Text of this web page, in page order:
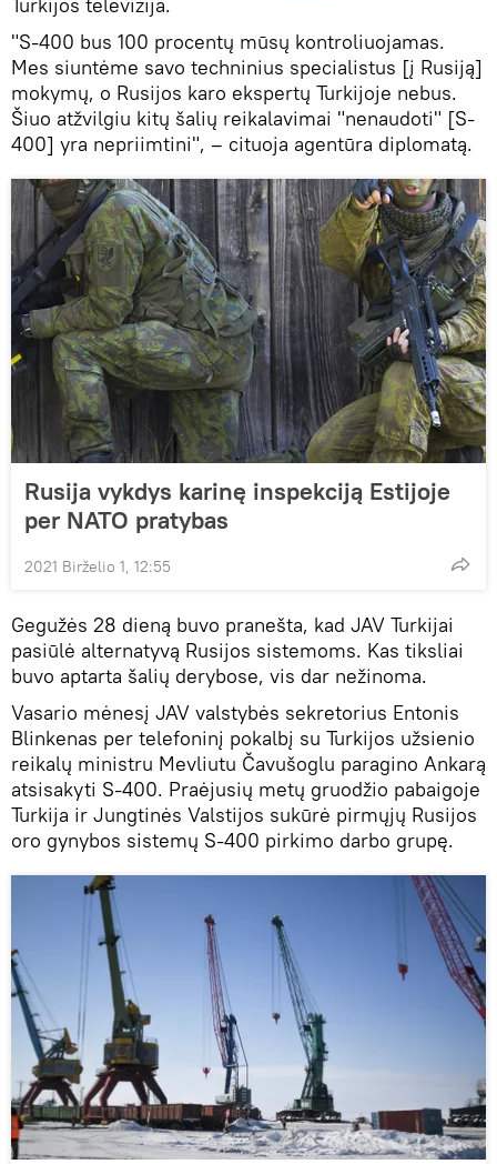
"S-400 bus 100 procentų mūsų kontroliuojamas.
Mes siuntėme savo techninius specialistus [į Rusiją]
mokymų, o Rusijos karo ekspertų Turkijoje nebus.
Šiuo atžvilgiu kitų šalių reikalavimai "nenaudoti" [S-
400] yra nepriimtini", – cituoja agentūra diplomatą.
Rusija vykdys karinę inspekciją Estijoje
per NATO pratybas
2021 Birželio 1, 12:55
Gegužės 28 dieną buvo pranešta, kad JAV Turkijai
pasiūlė alternatyvą Rusijos sistemoms. Kas tiksliai
buvo aptarta šalių derybose, vis dar nežinoma.
Vasario mėnesį JAV valstybės sekretorius Entonis
Blinkenas per telefoninį pokalbį su Turkijos užsienio
reikalų ministru Mevliutu Čavušoglu paragino Ankarą
atsisakyti S-400. Praėjusių metų gruodžio pabaigoje
Turkija ir Jungtinės Valstijos sukūrė pirmųjų Rusijos
oro gynybos sistemų S-400 pirkimo darbo grupę.